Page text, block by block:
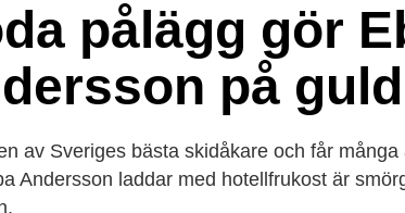
pålägg gör
på
av Sveriges bästa skidåkare och får
Andersson laddar med hotellfrukost är